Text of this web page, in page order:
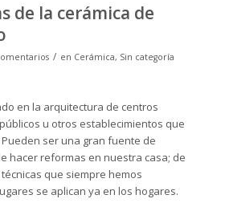
de la cerámica de
/ en Cerámica, Sin categoría
en la arquitectura de centros
u otros establecimientos que
ser una gran fuente de
hacer reformas en nuestra casa; de
que siempre hemos
se aplican ya en los hogares.